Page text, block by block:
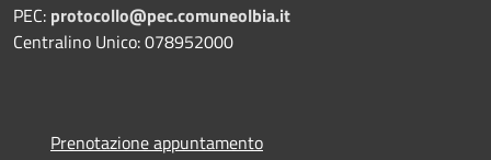
PEC: protocollo@pec.comuneolbia.it
Centralino Unico: 078952000
Prenotazione appuntamento